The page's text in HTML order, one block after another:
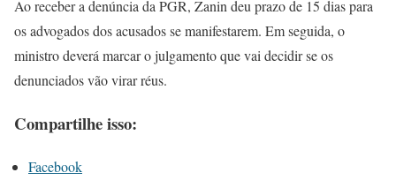
Ao receber a denúncia da PGR, Zanin deu prazo de 15 dias para
os advogados dos acusados se manifestarem. Em seguida, o
ministro deverá marcar o julgamento que vai decidir se os
denunciados vão virar réus.
Compartilhe isso:
Facebook